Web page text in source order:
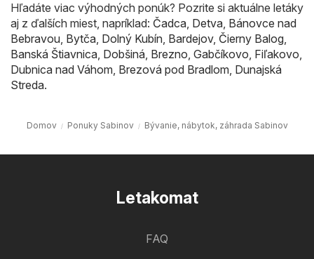
Hľadáte viac výhodných ponúk? Pozrite si aktuálne letáky
aj z ďalších miest, napríklad: Čadca, Detva, Bánovce nad
Bebravou, Bytča, Dolný Kubín, Bardejov, Čierny Balog,
Banská Štiavnica, Dobšiná, Brezno, Gabčíkovo, Fiľakovo,
Dubnica nad Váhom, Brezová pod Bradlom, Dunajská
Streda.
Domov Ponuky Sabinov Bývanie, nábytok, záhrada Sabinov
Letakomat
FAQ